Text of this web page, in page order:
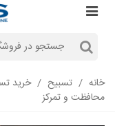
خانه / تسبیح /
محافظت و تمرکز